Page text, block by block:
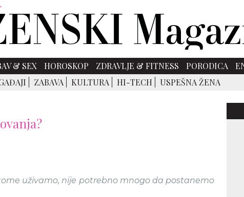
& SEX HOROSKOP ZDRAVLJE & FITNESS PORODICA
ZABAVA KULTURA HI-TECH USPEŠNA ŽENA
uživamo, nije potrebno mnogo da postanemo